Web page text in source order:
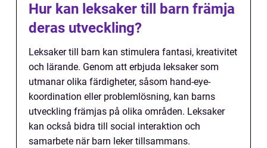
Hur kan leksaker till barn främja
deras utveckling?
Leksaker till barn kan stimulera fantasi, kreativitet
och lärande. Genom att erbjuda leksaker som
utmanar olika färdigheter, såsom hand-eye-
koordination eller problemlösning, kan barns
utveckling främjas på olika områden. Leksaker
kan också bidra till social interaktion och
samarbete när barn leker tillsammans.